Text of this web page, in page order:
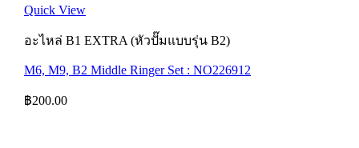
Quick View
อะไหล่ B1 EXTRA (หัวปั๊มแบบรุ่น B2)
M6, M9, B2 Middle Ringer Set : NO226912
฿200.00